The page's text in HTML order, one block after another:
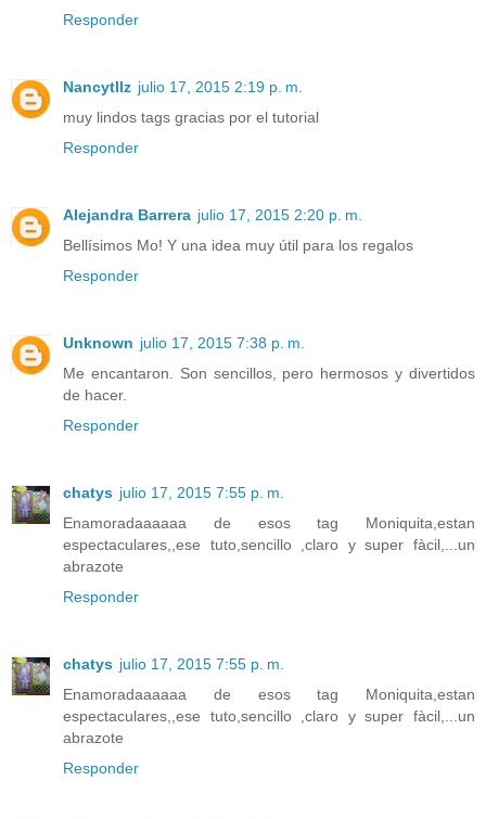
Responder
Nancytllz julio 17, 2015 2:19 p. m.
muy lindos tags gracias por el tutorial
Responder
Alejandra Barrera julio 17, 2015 2:20 p. m.
Bellísimos Mo! Y una idea muy útil para los regalos
Responder
Unknown julio 17, 2015 7:38 p. m.
Me encantaron. Son sencillos, pero hermosos y divertidos
de hacer.
Responder
chatys julio 17, 2015 7:55 p. m.
Enamoradaaaaaa de esos tag Moniquita,estan
espectaculares,,ese tuto,sencillo ,claro y super fàcil,...un
abrazote
Responder
chatys julio 17, 2015 7:55 p. m.
Enamoradaaaaaa de esos tag Moniquita,estan
espectaculares,,ese tuto,sencillo ,claro y super fàcil,...un
abrazote
Responder